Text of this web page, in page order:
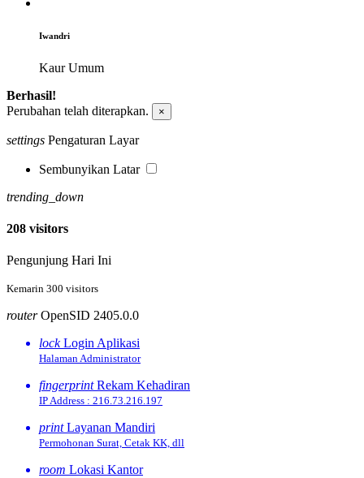
Iwandri
Kaur Umum
Berhasil!
Perubahan telah diterapkan.
×
settings Pengaturan Layar
Sembunyikan Latar
trending_down
208 visitors
Pengunjung Hari Ini
Kemarin 300 visitors
routerOpenSID 2405.0.0
lockLogin Aplikasi
Halaman Administrator
fingerprintRekam Kehadiran
IP Address : 216.73.216.197
printLayanan Mandiri
Permohonan Surat, Cetak KK, dll
room Lokasi Kantor